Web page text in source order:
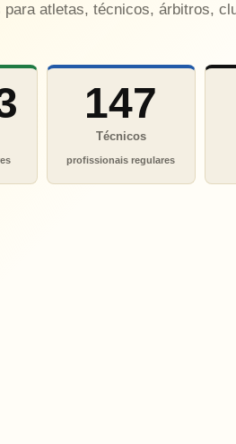
atletas, técnicos, árbitros,
147
Técnicos
profissionais regulares